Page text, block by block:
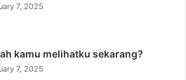
7, 2025
kamu melihatku sekarang?
7, 2025